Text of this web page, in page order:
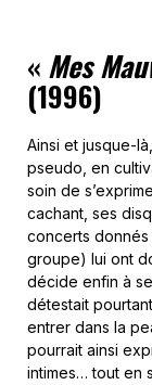
« Mes
(1996)
Ainsi et jusque-
pseudo, en
soin de
cachant, ses
concerts
groupe) lui ont
décide enfin à se
détestait
entrer dans la
pourrait ainsi
intimes… tout en